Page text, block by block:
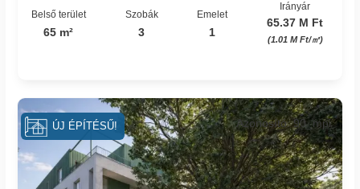
Belső terület
65 m²
Szobák
3
Emelet
1
Irányár
65.37 M Ft
(1.01 M Ft/㎡)
Azonosító: 90_mpi
ÚJ ÉPÍTÉSŰ!